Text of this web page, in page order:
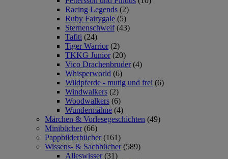
Racing Legends (2)
Ruby Fairygale (5)
Sternenschweif (43)
Tafiti (24)
Tiger Warrior (2)
TKKG Junior (20)
Vico Drachenbruder (4)
Whisperworld (6)
Wildpferde - mutig und frei (6)
Windwalkers (2)
Woodwalkers (6)
Wundermähne (4)
Märchen & Vorlesegeschichten (49)
Minibücher (66)
Pappbilderbücher (161)
Wissens- & Sachbücher (589)
Alleswisser (31)